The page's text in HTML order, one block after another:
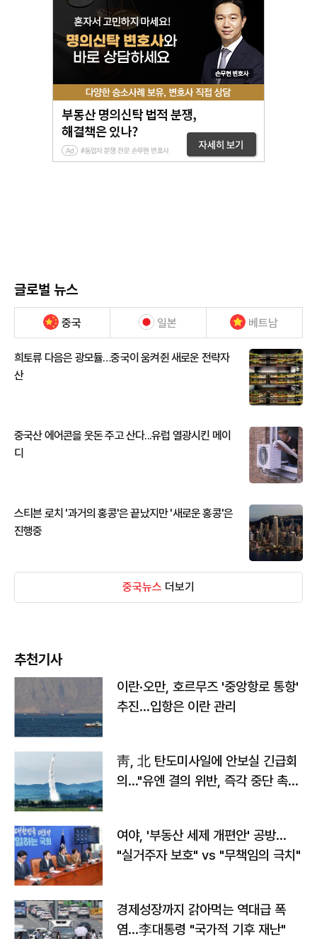
글로벌 뉴스
중국 일본 베트남
희토류 다음은 광모듈…중국이 움켜쥔 새로운 전략자
산
중국산 에어콘을 웃돈 주고 산다...유럽 열광시킨 메이
디
스티븐 로치 '과거의 홍콩'은 끝났지만 '새로운 홍콩'은
진행중
중국뉴스 더보기
추천기사
이란·오만, 호르무즈 '중앙항로 통항'
추진…입항은 이란 관리
靑, 北 탄도미사일에 안보실 긴급회
의…"유엔 결의 위반, 즉각 중단 촉
여야, '부동산 세제 개편안' 공방…
"실거주자 보호" vs "무책임의 극치"
경제성장까지 갉아먹는 역대급 폭
염…李대통령 "국가적 기후 재난"